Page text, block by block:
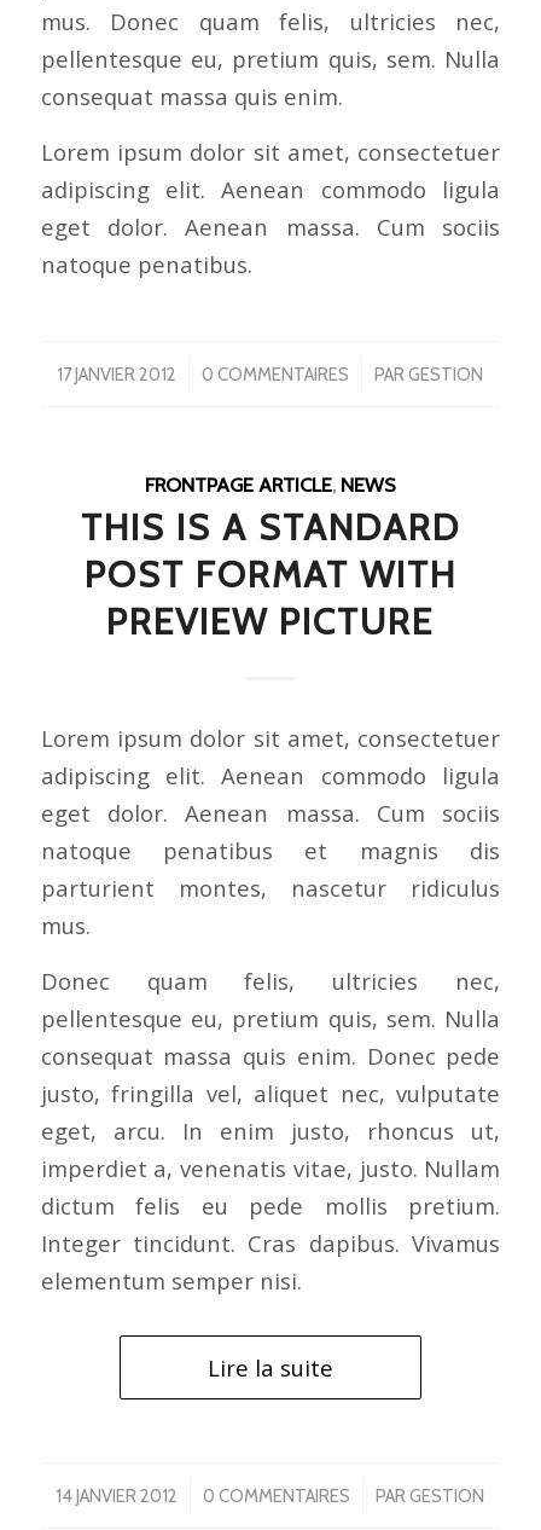
mus. Donec quam felis, ultricies nec,
pellentesque eu, pretium quis, sem. Nulla
consequat massa quis enim.
Lorem ipsum dolor sit amet, consectetuer
adipiscing elit. Aenean commodo ligula
eget dolor. Aenean massa. Cum sociis
natoque penatibus.
17 JANVIER 2012
/ 0 COMMENTAIRES
/ PARGESTION
FRONTPAGE ARTICLE, NEWS
THIS IS A STANDARD
POST FORMAT WITH
PREVIEW PICTURE
Lorem ipsum dolor sit amet, consectetuer
adipiscing elit. Aenean commodo ligula
eget dolor. Aenean massa. Cum sociis
natoque penatibus et magnis dis
parturient montes, nascetur ridiculus
mus.
Donec quam felis, ultricies nec,
pellentesque eu, pretium quis, sem. Nulla
consequat massa quis enim. Donec pede
justo, fringilla vel, aliquet nec, vulputate
eget, arcu. In enim justo, rhoncus ut,
imperdiet a, venenatis vitae, justo. Nullam
dictum felis eu pede mollis pretium.
Integer tincidunt. Cras dapibus. Vivamus
elementum semper nisi.
Lire la suite
14 JANVIER 2012
/ 0 COMMENTAIRES
/ PARGESTION